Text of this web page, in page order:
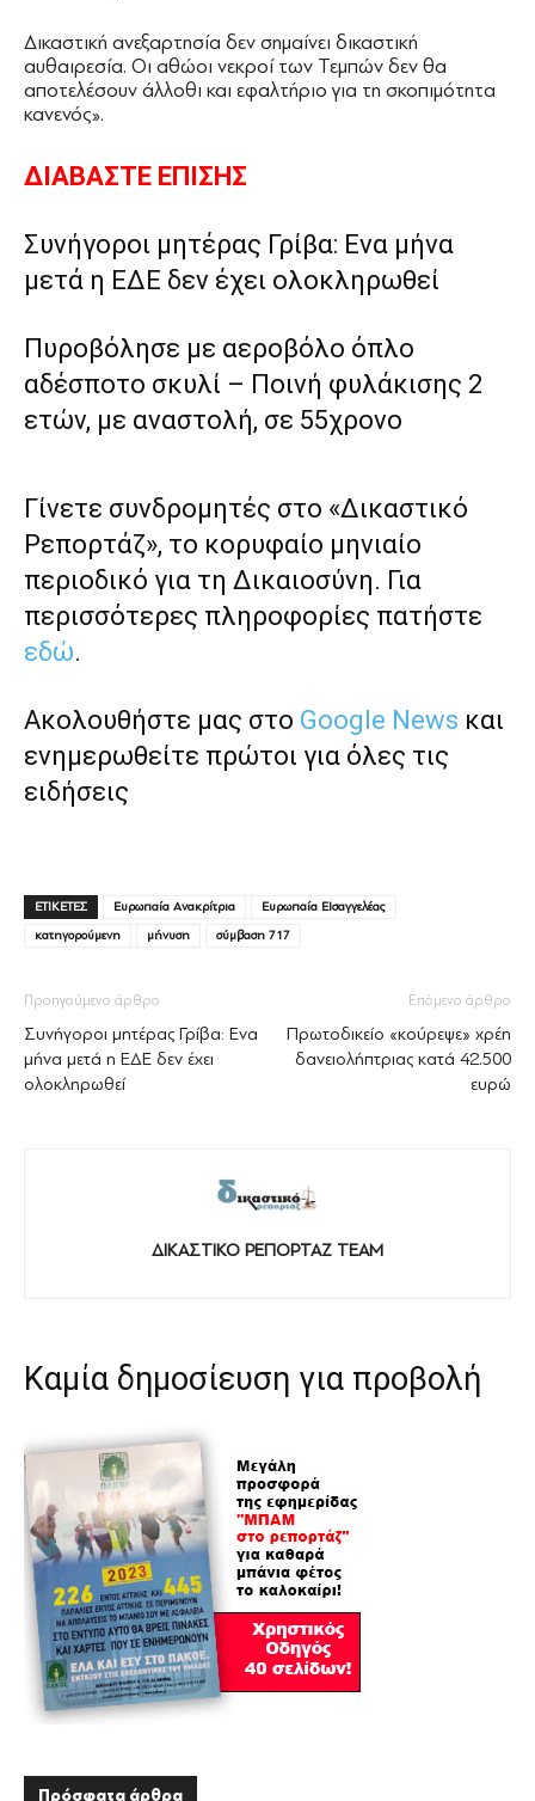
Δικαστική ανεξαρτησία δεν σημαίνει δικαστική
αυθαιρεσία. Οι αθώοι νεκροί των Τεμπών δεν θα
αποτελέσουν άλλοθι και εφαλτήριο για τη σκοπιμότητα
κανενός».
ΔΙΑΒΑΣΤΕ ΕΠΙΣΗΣ
Συνήγοροι μητέρας Γρίβα: Ενα μήνα
μετά η ΕΔΕ δεν έχει ολοκληρωθεί
Πυροβόλησε με αεροβόλο όπλο
αδέσποτο σκυλί – Ποινή φυλάκισης 2
ετών, με αναστολή, σε 55χρονο
Γίνετε συνδρομητές στο «Δικαστικό
Ρεπορτάζ», το κορυφαίο μηνιαίο
περιοδικό για τη Δικαιοσύνη. Για
περισσότερες πληροφορίες πατήστε
εδώ.
Ακολουθήστε μας στο Google News και
ενημερωθείτε πρώτοι για όλες τις
ειδήσεις
ΕΤΙΚΕΤΕΣ Ευρωπαία Ανακρίτρια
Ευρωπαία ΕΙσαγγελέας
κατηγορούμενη
μήνυση σύμβαση 717
Προηγούμενο άρθρο
Συνήγοροι μητέρας Γρίβα: Ενα
μήνα μετά η ΕΔΕ δεν έχει
ολοκληρωθεί
Επόμενο άρθρο
Πρωτοδικείο «κούρεψε» χρέη
δανειολήπτριας κατά 42.500
ευρώ
ΔΙΚΑΣΤΙΚΟ ΡΕΠΟΡΤΑΖ TEAM
Καμία δημοσίευση για προβολή
Πρόσφατα άρθρα